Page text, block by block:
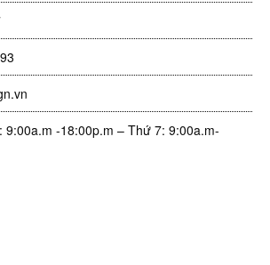
-18:00p.m – Thứ 7: 9:00a.m-